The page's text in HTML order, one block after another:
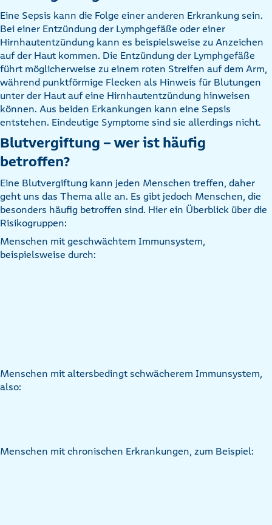
Eine Sepsis kann die Folge einer anderen Erkrankung sein.
Bei einer Entzündung der Lymphgefäße oder einer
Hirnhautentzündung kann es beispielsweise zu Anzeichen
auf der Haut kommen. Die Entzündung der Lymphgefäße
führt möglicherweise zu einem roten Streifen auf dem Arm,
während punktförmige Flecken als Hinweis für Blutungen
unter der Haut auf eine Hirnhautentzündung hinweisen
können. Aus beiden Erkankungen kann eine Sepsis
entstehen. Eindeutige Symptome sind sie allerdings nicht.
Blutvergiftung – wer ist häufig
betroffen?
Eine Blutvergiftung kann jeden Menschen treffen, daher
geht uns das Thema alle an. Es gibt jedoch Menschen, die
besonders häufig betroffen sind. Hier ein Überblick über die
Risikogruppen:
Menschen mit geschwächtem Immunsystem,
beispielsweise durch:
Menschen mit altersbedingt schwächerem Immunsystem,
also:
Menschen mit chronischen Erkrankungen, zum Beispiel: